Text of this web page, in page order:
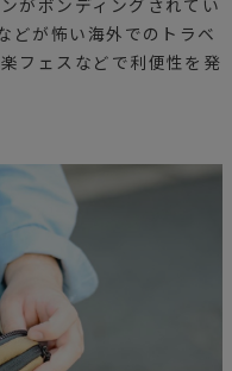
がボンディングされてい
どが怖い海外でのトラベ
フェスなどで利便性を発